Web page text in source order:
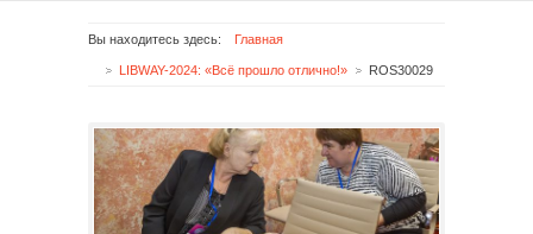
Вы находитесь здесь: Главная
LIBWAY-2024: «Всё прошло отлично!» ROS30029